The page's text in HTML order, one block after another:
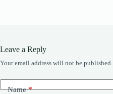
Leave a Reply
Your email address will not be published.
Name*